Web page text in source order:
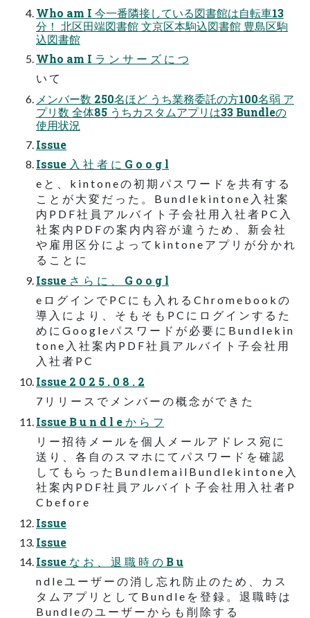
Who am I 今一番隣接している図書館は自転車13
分！ 北区田端図書館 文京区本駒込図書館 豊島区駒
込図書館
Who am I ラ ン サ ー ズ に つ
い て
メンバー数 250名ほど うち業務委託の方100名弱 ア
プリ数 全体85 うちカスタムアプリは33 Bundleの
使用状況
Issue
Issue 入 社 者 に G o o g l
e と 、 k i n t o n e の 初 期 パ ス ワ ー ド を 共 有 す る
こ と が 大 変 だ っ た 。 B u n d l e k i n t o n e 入 社 案
内 P D F 社 員 ア ル バ イ ト 子 会 社 用 入 社 者 P C 入
社 案 内 P D F の 案 内 内 容 が 違 う た め 、 新 会 社
や 雇 用 区 分 に よ っ て k i n t o n e ア プ リ が 分 か れ
る こ と に
Issue さ ら に 、 G o o g l
e ロ グ イ ン で P C に も 入 れ る C h r o m e b o o k の
導 入 に よ り 、 そ も そ も P C に ロ グ イ ン す る た
め に G o o g l e パ ス ワ ー ド が 必 要 に B u n d l e k i n
t o n e 入 社 案 内 P D F 社 員 ア ル バ イ ト 子 会 社 用
入 社 者 P C
Issue 2 0 2 5 . 0 8 . 2
7 リ リ ー ス で メ ン バ ー の 概 念 が で き た
Issue B u n d l e か ら フ
リ ー 招 待 メ ー ル を 個 人 メ ー ル ア ド レ ス 宛 に
送 り 、 各 自 の ス マ ホ に て パ ス ワ ー ド を 確 認
し て も ら っ た B u n d l e m a i l B u n d l e k i n t o n e 入
社 案 内 P D F 社 員 ア ル バ イ ト 子 会 社 用 入 社 者 P
C b e f o r e
Issue
Issue
Issue な お 、 退 職 時 の B u
n d l e ユ ー ザ ー の 消 し 忘 れ 防 止 の た め 、 カ ス
タ ム ア プ リ と し て B u n d l e を 登 録 。 退 職 時 は
B u n d l e の ユ ー ザ ー か ら も 削 除 す る